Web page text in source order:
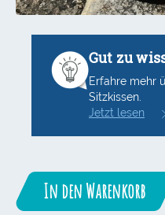
Gut zu
Erfahre mehr
Sitzkissen.
Jetzt lesen
In den Warenkorb